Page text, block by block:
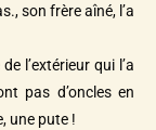
son frère aîné, l’a
l’extérieur qui l’a
pas d’oncles en
une pute !